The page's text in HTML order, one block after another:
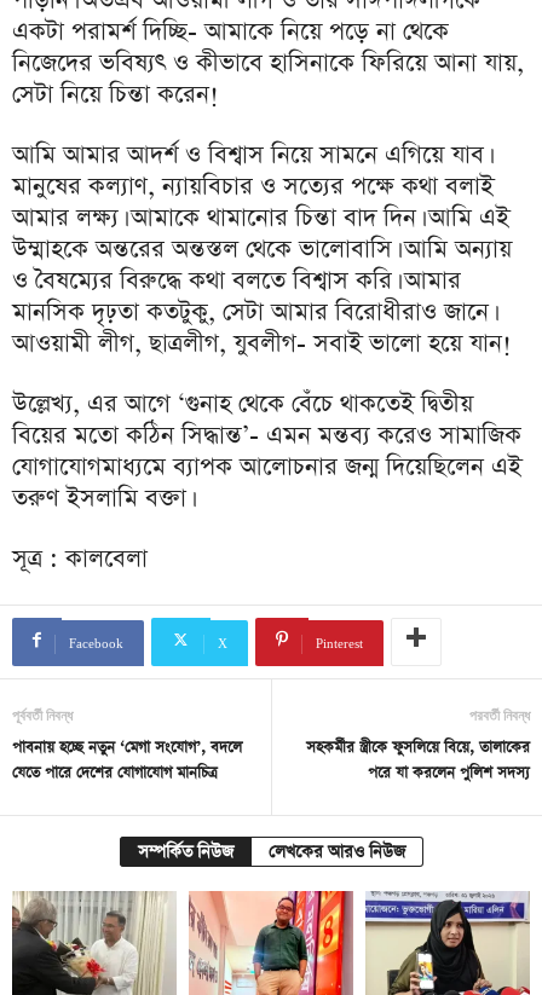
একটা পরামর্শ দিচ্ছি- আমাকে নিয়ে পড়ে না থেকে
নিজেদের ভবিষ্যৎ ও কীভাবে হাসিনাকে ফিরিয়ে আনা যায়,
সেটা নিয়ে চিন্তা করেন!
আমি আমার আদর্শ ও বিশ্বাস নিয়ে সামনে এগিয়ে যাব।
মানুষের কল্যাণ, ন্যায়বিচার ও সত্যের পক্ষে কথা বলাই
আমার লক্ষ্য। আমাকে থামানোর চিন্তা বাদ দিন। আমি এই
উম্মাহকে অন্তরের অন্তস্তল থেকে ভালোবাসি। আমি অন্যায়
ও বৈষম্যের বিরুদ্ধে কথা বলতে বিশ্বাস করি। আমার
মানসিক দৃঢ়তা কতটুকু, সেটা আমার বিরোধীরাও জানে।
আওয়ামী লীগ, ছাত্রলীগ, যুবলীগ- সবাই ভালো হয়ে যান!
উল্লেখ্য, এর আগে ‘গুনাহ থেকে বেঁচে থাকতেই দ্বিতীয়
বিয়ের মতো কঠিন সিদ্ধান্ত’- এমন মন্তব্য করেও সামাজিক
যোগাযোগমাধ্যমে ব্যাপক আলোচনার জন্ম দিয়েছিলেন এই
তরুণ ইসলামি বক্তা।
সূত্র : কালবেলা
Facebook X Pinterest
পূর্ববর্তী নিবন্ধ
পাবনায় হচ্ছে নতুন ‘মেগা সংযোগ’, বদলে
যেতে পারে দেশের যোগাযোগ মানচিত্র
পরবর্তী নিবন্ধ
সহকর্মীর স্ত্রীকে ফুসলিয়ে বিয়ে, তালাকের
পরে যা করলেন পুলিশ সদস্য
সম্পর্কিত নিউজ লেখকের আরও নিউজ